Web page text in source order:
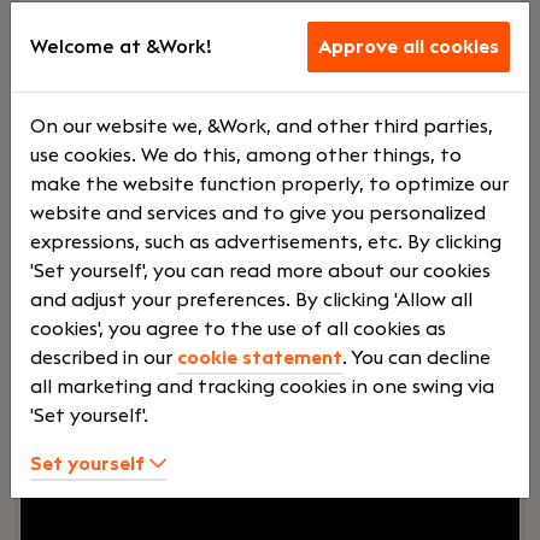
commerciële organisatie en het realiseren van
Almere
Voltij
d
€
6500 -
€
8000
Your role:Ben jij een ervaren financial die verder
Welcome at &Work! Approve all cookies
On our website we, &Work, and other third parties,
use cookies. We do this, among other things, to
make the website function properly, to optimize our
website and services and to give you personalized
expressions, such as advertisements, etc. By clicking
'Set yourself', you can read more about our cookies
and adjust your preferences. By clicking 'Allow all
cookies', you agree to the use of all cookies as
described in our cookie statement. You can decline
all marketing and tracking cookies in one swing via
'Set yourself'.
Set yourself